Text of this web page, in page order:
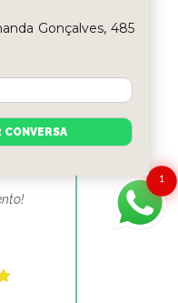
1
Gonçalves, 485
CONVERSA